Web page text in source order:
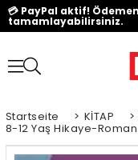
💳 PayPal aktif!
tamamlayabilirsiniz.
Startseite > KİTAP >
8-12 Yaş Hikaye-Roman